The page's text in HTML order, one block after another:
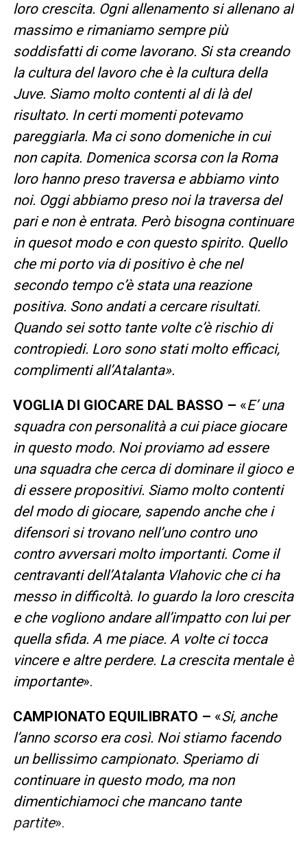
loro crescita. Ogni allenamento si allenano al
massimo e rimaniamo sempre più
soddisfatti di come lavorano. Si sta creando
la cultura del lavoro che è la cultura della
Juve. Siamo molto contenti al di là del
risultato. In certi momenti potevamo
pareggiarla. Ma ci sono domeniche in cui
non capita. Domenica scorsa con la Roma
loro hanno preso traversa e abbiamo vinto
noi. Oggi abbiamo preso noi la traversa del
pari e non è entrata. Però bisogna continuare
in quesot modo e con questo spirito. Quello
che mi porto via di positivo è che nel
secondo tempo c’è stata una reazione
positiva. Sono andati a cercare risultati.
Quando sei sotto tante volte c’è rischio di
contropiedi. Loro sono stati molto efficaci,
complimenti all’Atalanta».
VOGLIA DI GIOCARE DAL BASSO – «E’ una
squadra con personalità a cui piace giocare
in questo modo. Noi proviamo ad essere
una squadra che cerca di dominare il gioco e
di essere propositivi. Siamo molto contenti
del modo di giocare, sapendo anche che i
difensori si trovano nell’uno contro uno
contro avversari molto importanti. Come il
centravanti dell’Atalanta Vlahovic che ci ha
messo in difficoltà. Io guardo la loro crescita
e che vogliono andare all’impatto con lui per
quella sfida. A me piace. A volte ci tocca
vincere e altre perdere. La crescita mentale è
importante».
CAMPIONATO EQUILIBRATO – «Si, anche
l’anno scorso era così. Noi stiamo facendo
un bellissimo campionato. Speriamo di
continuare in questo modo, ma non
dimentichiamoci che mancano tante
partite».